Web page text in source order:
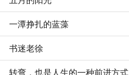
一潭挣扎的蓝藻
书迷老徐
转弯，也是人生的一种前进方式